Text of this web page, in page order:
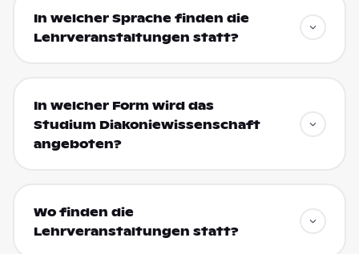
In welcher Sprache finden die
Lehrveranstaltungen statt?
In welcher Form wird das
Studium Diakoniewissenschaft
angeboten?
Wo finden die
Lehrveranstaltungen statt?